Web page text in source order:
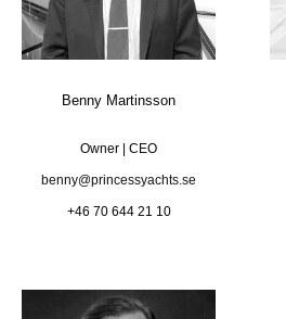
Benny Martinsson
Owner | CEO
benny@princessyachts.se
+46 70 644 21 10